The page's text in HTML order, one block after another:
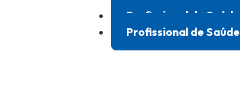
Profissional de Saúde
Profissional de Saúde